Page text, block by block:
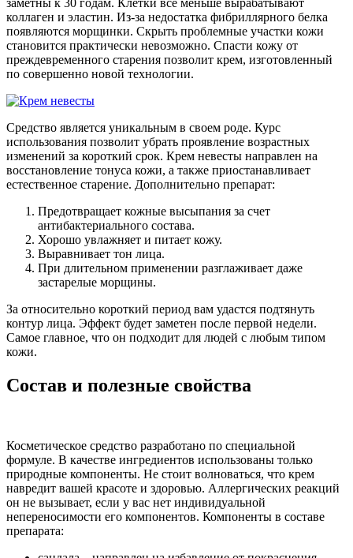
заметны к 30 годам. Клетки все меньше вырабатывают
коллаген и эластин. Из-за недостатка фибриллярного белка
появляются морщинки. Скрыть проблемные участки кожи
становится практически невозможно. Спасти кожу от
преждевременного старения позволит крем, изготовленный
по совершенно новой технологии.
Средство является уникальным в своем роде. Курс
использования позволит убрать проявление возрастных
изменений за короткий срок. Крем невесты направлен на
восстановление тонуса кожи, а также приостанавливает
естественное старение. Дополнительно препарат:
Предотвращает кожные высыпания за счет
антибактериального состава.
Хорошо увлажняет и питает кожу.
Выравнивает тон лица.
При длительном применении разглаживает даже
застарелые морщины.
За относительно короткий период вам удастся подтянуть
контур лица. Эффект будет заметен после первой недели.
Самое главное, что он подходит для людей с любым типом
кожи.
Состав и полезные свойства
Косметическое средство разработано по специальной
формуле. В качестве ингредиентов использованы только
природные компоненты. Не стоит волноваться, что крем
навредит вашей красоте и здоровью. Аллергических реакций
он не вызывает, если у вас нет индивидуальной
непереносимости его компонентов. Компоненты в составе
препарата: